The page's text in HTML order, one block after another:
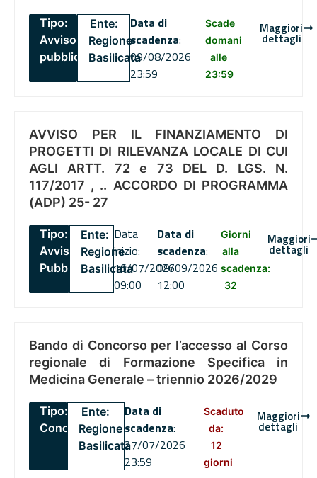
Tipo:
Avviso
pubblico
Ente:
Regione
Basilicata
Data di
scadenza:
09/08/2026
23:59
Scade
domani
alle
23:59
Maggiori
dettagli
AVVISO PER IL FINANZIAMENTO DI
PROGETTI DI RILEVANZA LOCALE DI CUI
AGLI ARTT. 72 e 73 DEL D. LGS. N.
117/2017 , .. ACCORDO DI PROGRAMMA
(ADP) 25- 27
Tipo:
Avviso
Pubblico
Ente:
Regione
Basilicata
Data
inizio:
16/07/2026
09:00
Data di
scadenza:
09/09/2026
12:00
Giorni
alla
scadenza:
32
Maggiori
dettagli
Bando di Concorso per l’accesso al Corso
regionale di Formazione Specifica in
Medicina Generale – triennio 2026/2029
Tipo:
Concorsi
Ente:
Regione
Basilicata
Data di
scadenza:
27/07/2026
23:59
Scaduto
da:
12
giorni
Maggiori
dettagli